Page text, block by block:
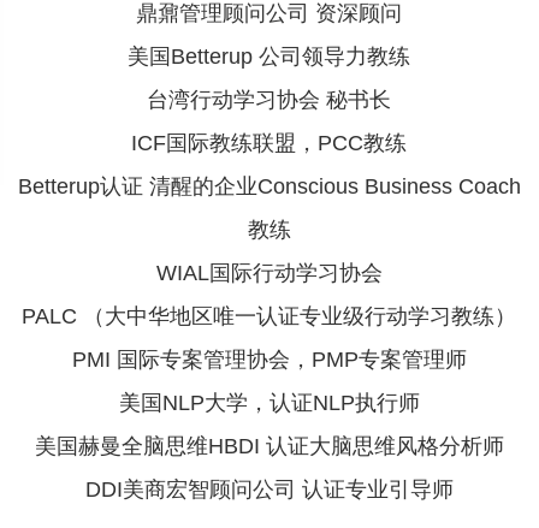
鼎鼐管理顾问公司 资深顾问
美国Betterup 公司领导力教练
台湾行动学习协会 秘书长
ICF国际教练联盟，PCC教练
Betterup认证 清醒的企业Conscious Business Coach
教练
WIAL国际行动学习协会
PALC （大中华地区唯一认证专业级行动学习教练）
PMI 国际专案管理协会，PMP专案管理师
美国NLP大学，认证NLP执行师
美国赫曼全脑思维HBDI 认证大脑思维风格分析师
DDI美商宏智顾问公司 认证专业引导师